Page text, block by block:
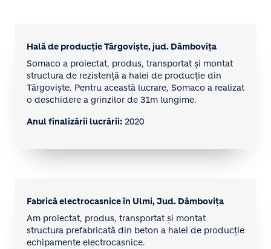
Hală de producție Târgoviște, jud. Dâmbovița
Somaco a proiectat, produs, transportat și montat
structura de rezistență a halei de producție din
Târgoviște. Pentru această lucrare, Somaco a realizat
o deschidere a grinzilor de 31m lungime.
Anul finalizării lucrării: 2020
Fabrică electrocasnice în Ulmi, Jud. Dâmbovița
Am proiectat, produs, transportat și montat
structura prefabricată din beton a halei de producție
echipamente electrocasnice.